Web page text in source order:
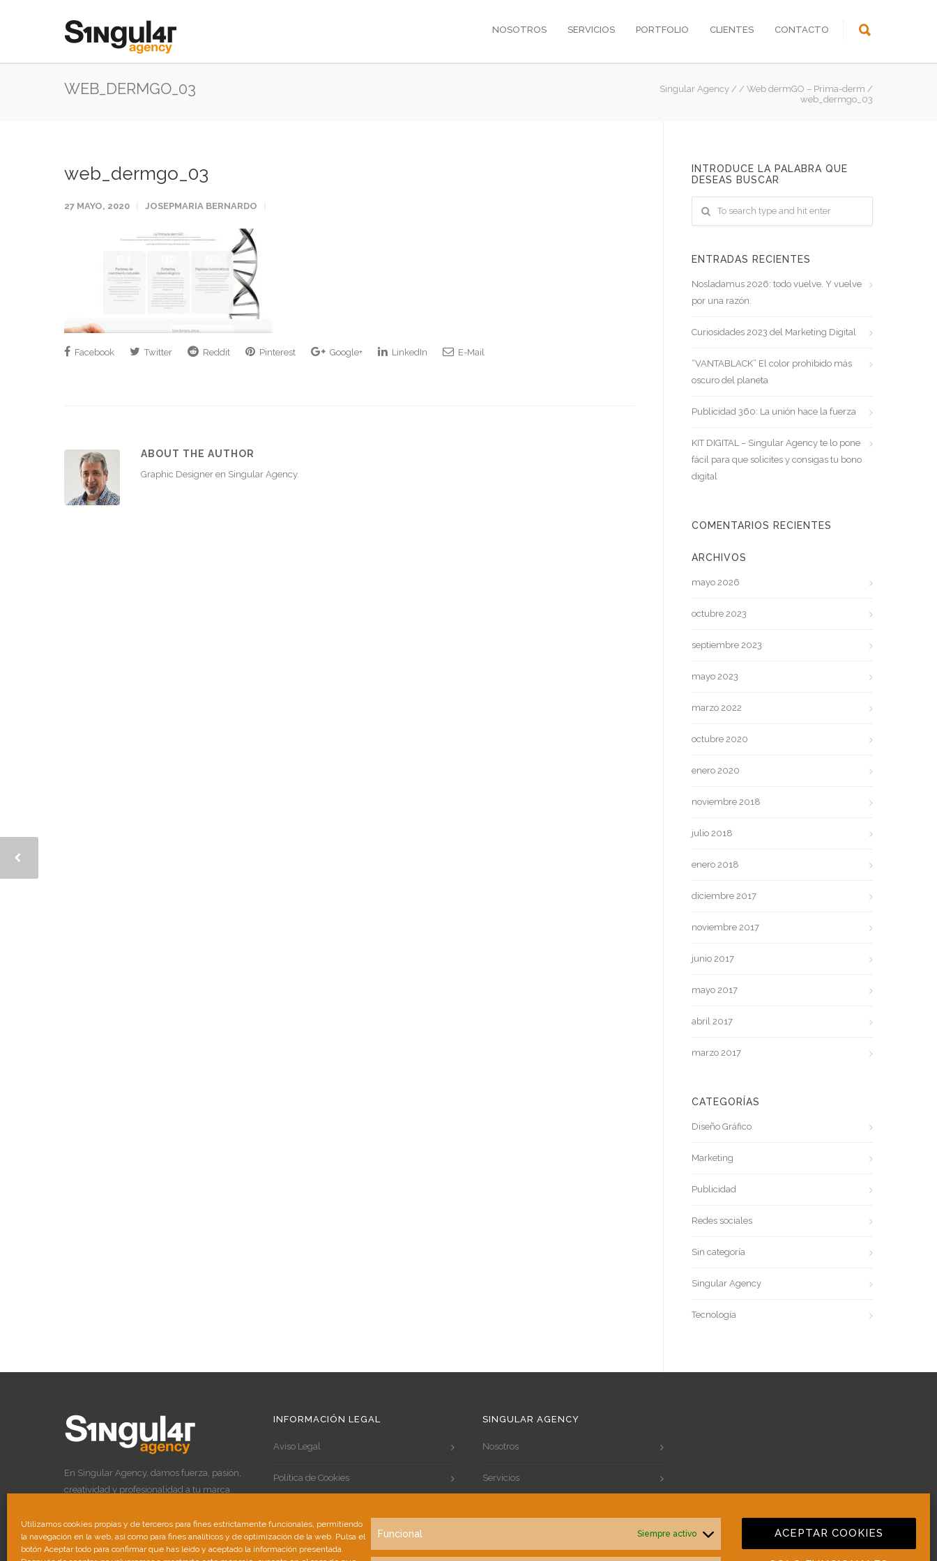
Utilizamos cookies propias y de terceros para fines estrictamente funcionales, permitiendo
la navegación en la web, así como para fines analíticos y de optimización de la web. Pulsa el
botón Aceptar todo para confirmar que has leído y aceptado la información presentada.
Funcional Siempre activo ACEPTAR COOKIES
NOSOTROS SERVICIOS PORTFOLIO CLIENTES CONTACTO
WEB_DERMGO_03 Singular Agency / / Web dermGO – Prima-derm /
web_dermgo_03
web_dermgo_03
27 MAYO, 2020 JOSEPMARIA BERNARDO
Facebook Twitter Reddit Pinterest Google+ LinkedIn E-Mail
ABOUT THE AUTHOR
Graphic Designer en Singular Agency.
INTRODUCE LA PALABRA QUE
DESEAS BUSCAR
ENTRADAS RECIENTES
Nosladamus 2026: todo vuelve. Y vuelve
por una razón.
Curiosidades 2023 del Marketing Digital
“VANTABLACK” El color prohibido más
oscuro del planeta
Publicidad 360: La unión hace la fuerza
KIT DIGITAL – Singular Agency te lo pone
fácil para que solicites y consigas tu bono
digital
COMENTARIOS RECIENTES
ARCHIVOS
mayo 2026
octubre 2023
septiembre 2023
mayo 2023
marzo 2022
octubre 2020
enero 2020
noviembre 2018
julio 2018
enero 2018
diciembre 2017
noviembre 2017
junio 2017
mayo 2017
abril 2017
marzo 2017
CATEGORÍAS
Diseño Gráfico
Marketing
Publicidad
Redes sociales
Sin categoría
Singular Agency
Tecnología
En Singular Agency, damos fuerza, pasión,
creatividad y profesionalidad a tu marca
INFORMACIÓN LEGAL
Aviso Legal
Política de Cookies
SINGULAR AGENCY
Nosotros
Servicios